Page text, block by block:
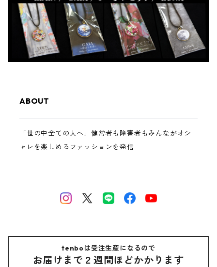
ABOUT
「世の中全ての人へ」健常者も障害者もみんながオシ
ャレを楽しめるファッションを発信
tenboは受注生産になるので
お届けまで２週間ほどかかります